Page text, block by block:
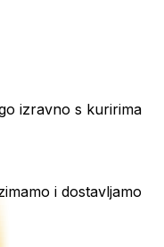
izravno s kuririma
i dostavljamo